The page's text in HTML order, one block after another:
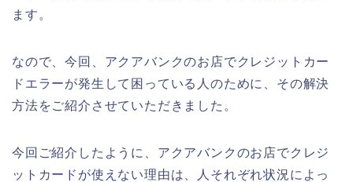
ます。
なので、今回、アクアバンクのお店でクレジットカー
ドエラーが発生して困っている人のために、その解決
方法をご紹介させていただきました。
今回ご紹介したように、アクアバンクのお店でクレジ
ットカードが使えない理由は、人それぞれ状況によっ